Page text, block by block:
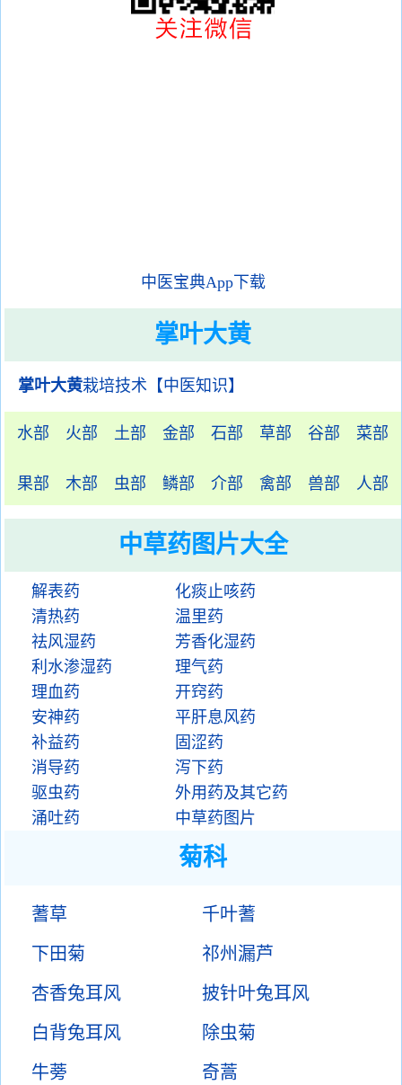
中医宝典App下载
掌叶大黄
掌叶大黄栽培技术【中医知识】
水部 火部 土部 金部 石部 草部 谷部 菜部
果部 木部 虫部 鳞部 介部 禽部 兽部 人部
中草药图片大全
解表药
化痰止咳药
清热药
温里药
祛风湿药
芳香化湿药
利水渗湿药
理气药
理血药
开窍药
安神药
平肝息风药
补益药
固涩药
消导药
泻下药
驱虫药
外用药及其它药
涌吐药
中草药图片
菊科
蓍草
千叶蓍
下田菊
祁州漏芦
杏香兔耳风
披针叶兔耳风
白背兔耳风
除虫菊
牛蒡
奇蒿